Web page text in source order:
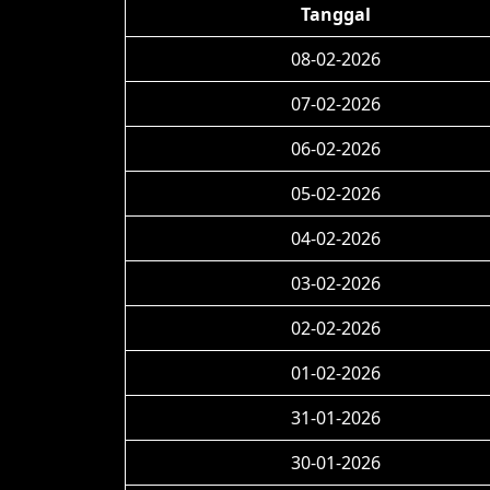
Tanggal
08-02-2026
07-02-2026
06-02-2026
05-02-2026
04-02-2026
03-02-2026
02-02-2026
01-02-2026
31-01-2026
30-01-2026